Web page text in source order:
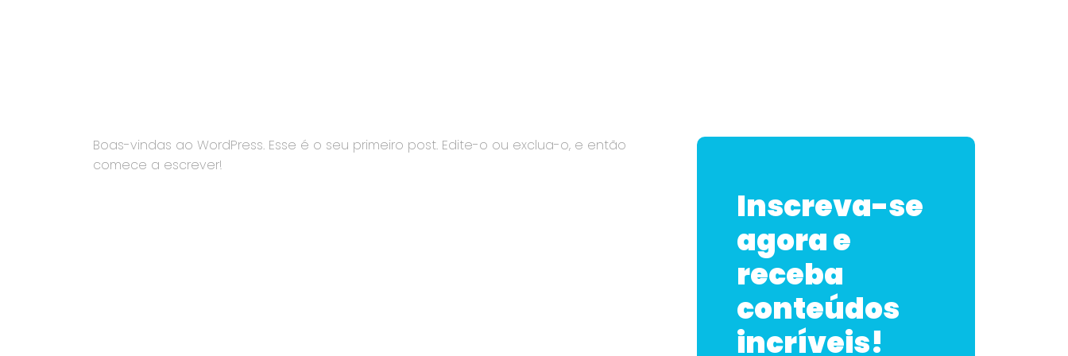
Boas-vindas ao WordPress. Esse é o seu primeiro post. Edite-o ou exclua-o, e então
comece a escrever!
Inscreva-se
agora e
receba
conteúdos
incríveis!